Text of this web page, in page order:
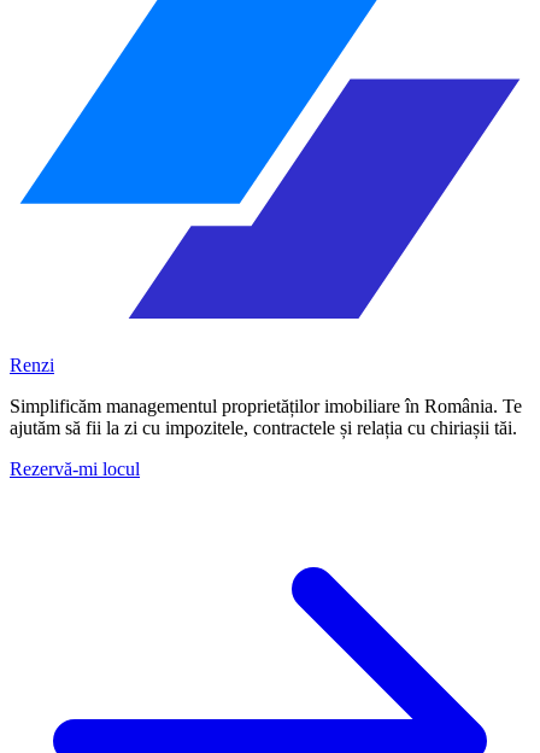
Renzi
Simplificăm managementul proprietăților imobiliare în România. Te
ajutăm să fii la zi cu impozitele, contractele și relația cu chiriașii tăi.
Rezervă-mi locul